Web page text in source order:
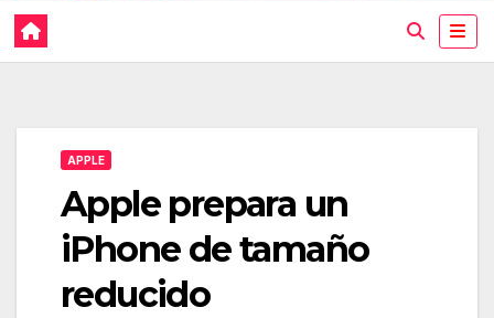
APPLE
Apple prepara un
iPhone de tamaño
reducido